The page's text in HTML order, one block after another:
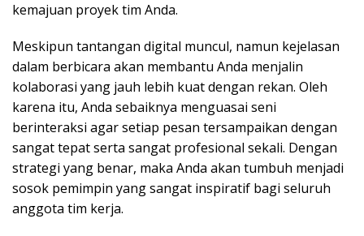
kemajuan proyek tim Anda.
Meskipun tantangan digital muncul, namun kejelasan
dalam berbicara akan membantu Anda menjalin
kolaborasi yang jauh lebih kuat dengan rekan. Oleh
karena itu, Anda sebaiknya menguasai seni
berinteraksi agar setiap pesan tersampaikan dengan
sangat tepat serta sangat profesional sekali. Dengan
strategi yang benar, maka Anda akan tumbuh menjadi
sosok pemimpin yang sangat inspiratif bagi seluruh
anggota tim kerja.